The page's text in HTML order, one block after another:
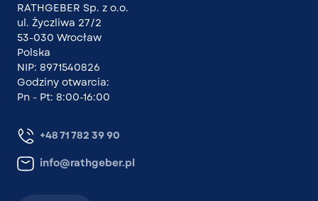
RATHGEBER Sp. z o.o.
ul. Życzliwa 27/2
53-030 Wrocław
Polska
NIP: 8971540826
Godziny otwarcia:
Pn - Pt: 8:00-16:00
+48 71 782 39 90
info@rathgeber.pl